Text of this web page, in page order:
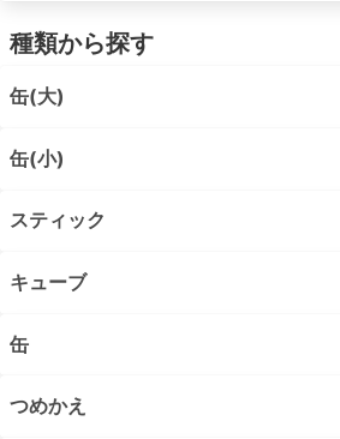
種類から探す
缶(大)
缶(小)
スティック
キューブ
缶
つめかえ